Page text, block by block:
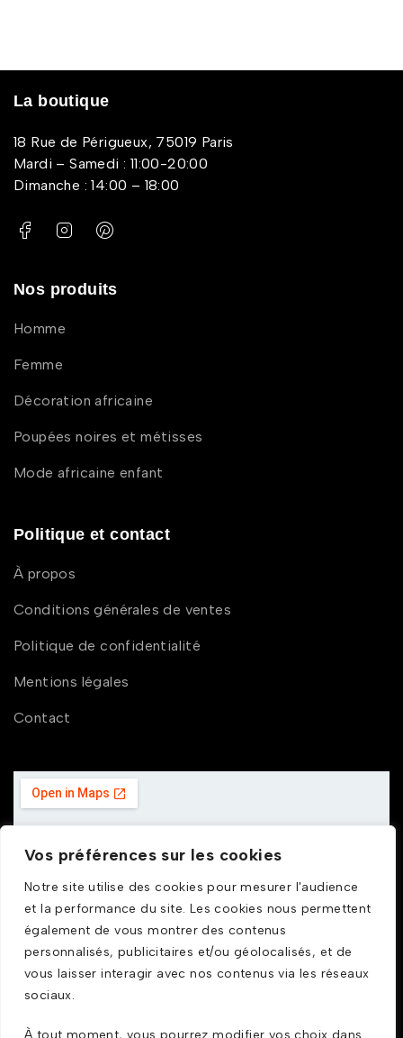
Vos préférences sur les cookies
Notre site utilise des cookies pour mesurer l'audience
et la performance du site. Les cookies nous permettent
également de vous montrer des contenus
personnalisés, publicitaires et/ou géolocalisés, et de
vous laisser interagir avec nos contenus via les réseaux
sociaux.
À tout moment, vous pourrez modifier vos choix dans
La boutique
18 Rue de Périgueux, 75019 Paris
Mardi – Samedi : 11:00-20:00
Dimanche : 14:00 – 18:00
Nos produits
Homme
Femme
Décoration africaine
Poupées noires et métisses
Mode africaine enfant
Politique et contact
À propos
Conditions générales de ventes
Politique de confidentialité
Mentions légales
Contact